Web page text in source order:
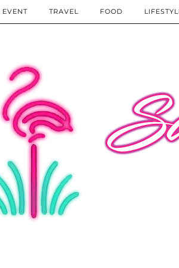
EVENT TRAVEL FOOD